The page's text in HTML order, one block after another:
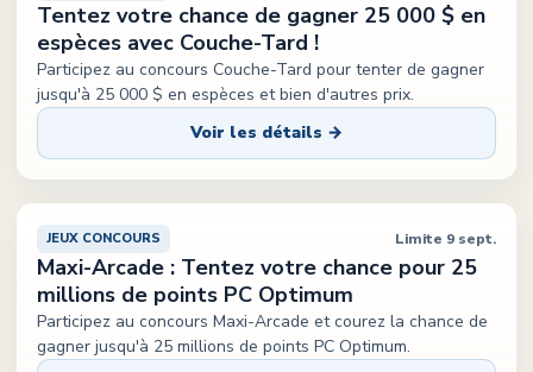
Tentez votre chance de gagner 25 000 $ en
espèces avec Couche-Tard !
Participez au concours Couche-Tard pour tenter de gagner
jusqu'à 25 000 $ en espèces et bien d'autres prix.
Voir les détails →
JEUX CONCOURS Limite 9 sept.
Maxi-Arcade : Tentez votre chance pour 25
millions de points PC Optimum
Participez au concours Maxi-Arcade et courez la chance de
gagner jusqu'à 25 millions de points PC Optimum.